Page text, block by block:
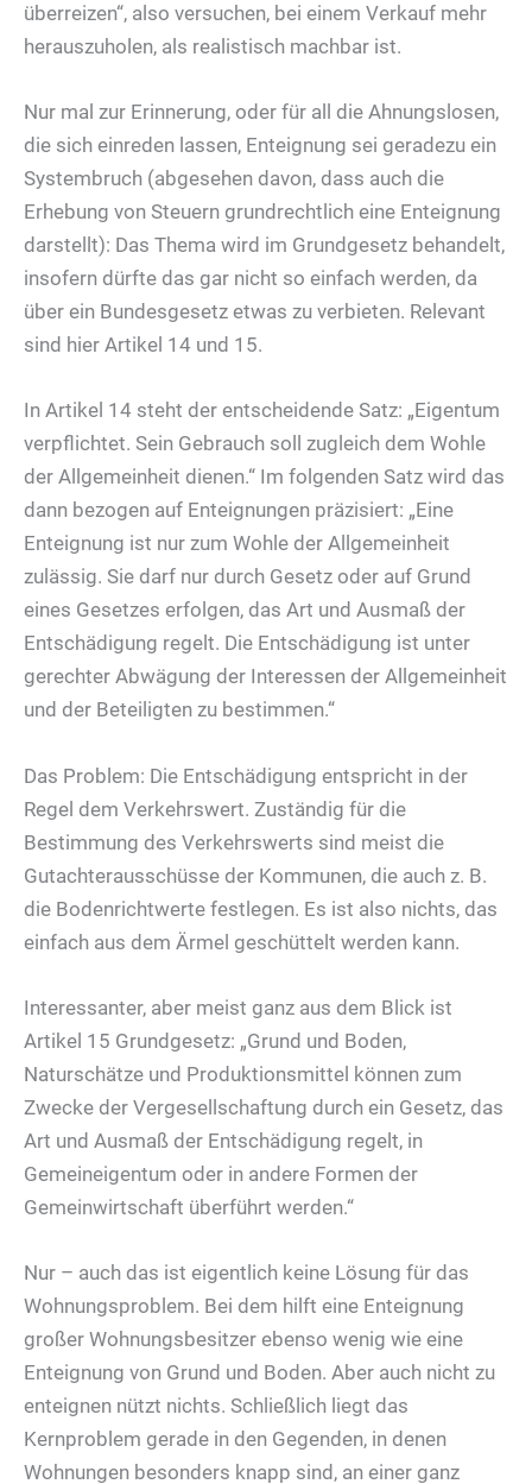
überreizen“, also versuchen, bei einem Verkauf mehr
herauszuholen, als realistisch machbar ist.
Nur mal zur Erinnerung, oder für all die Ahnungslosen,
die sich einreden lassen, Enteignung sei geradezu ein
Systembruch (abgesehen davon, dass auch die
Erhebung von Steuern grundrechtlich eine Enteignung
darstellt): Das Thema wird im Grundgesetz behandelt,
insofern dürfte das gar nicht so einfach werden, da
über ein Bundesgesetz etwas zu verbieten. Relevant
sind hier Artikel 14 und 15.
In Artikel 14 steht der entscheidende Satz: „Eigentum
verpflichtet. Sein Gebrauch soll zugleich dem Wohle
der Allgemeinheit dienen.“ Im folgenden Satz wird das
dann bezogen auf Enteignungen präzisiert: „Eine
Enteignung ist nur zum Wohle der Allgemeinheit
zulässig. Sie darf nur durch Gesetz oder auf Grund
eines Gesetzes erfolgen, das Art und Ausmaß der
Entschädigung regelt. Die Entschädigung ist unter
gerechter Abwägung der Interessen der Allgemeinheit
und der Beteiligten zu bestimmen.“
Das Problem: Die Entschädigung entspricht in der
Regel dem Verkehrswert. Zuständig für die
Bestimmung des Verkehrswerts sind meist die
Gutachterausschüsse der Kommunen, die auch z. B.
die Bodenrichtwerte festlegen. Es ist also nichts, das
einfach aus dem Ärmel geschüttelt werden kann.
Interessanter, aber meist ganz aus dem Blick ist
Artikel 15 Grundgesetz: „Grund und Boden,
Naturschätze und Produktionsmittel können zum
Zwecke der Vergesellschaftung durch ein Gesetz, das
Art und Ausmaß der Entschädigung regelt, in
Gemeineigentum oder in andere Formen der
Gemeinwirtschaft überführt werden.“
Nur – auch das ist eigentlich keine Lösung für das
Wohnungsproblem. Bei dem hilft eine Enteignung
großer Wohnungsbesitzer ebenso wenig wie eine
Enteignung von Grund und Boden. Aber auch nicht zu
enteignen nützt nichts. Schließlich liegt das
Kernproblem gerade in den Gegenden, in denen
Wohnungen besonders knapp sind, an einer ganz